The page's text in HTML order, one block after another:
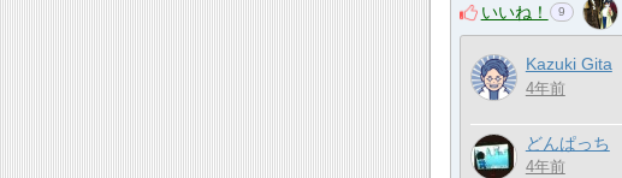
いいね！ 9
Kazuki Gita
4年前
どんぱっち
4年前